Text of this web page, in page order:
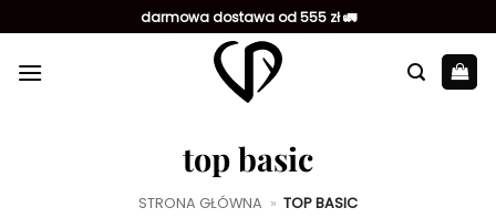
do
zawartości
darmowa dostawa od 555 zł 🚛
top basic
STRONA GŁÓWNA » TOP BASIC